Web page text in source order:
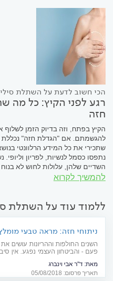
הכי חשוב לדעת על השתלת
רגע לפני הקיץ: כל מה
חזה
הקיץ בפתח, וזה בדיוק הזמן
להגשמתם. אם "הגדלת חזה"
שתכירי את כל המידע הרלוונטי
נתפסו כסמל לנשיות, לפריון
השדיים שלהן, עלולות לחוש לא בנוח
להמשיך לקרוא
ללמוד עוד על השתלת
ניתוחי חזה: מראה טבעי
השנים החולפות וההריונות
פעם - והביטחון העצמי נפגע. אין
ומדוע יש יתרון למראה הטבעי?
מאת: ד"ר אבי וינברג
תאריך פרסום: 05/08/2018